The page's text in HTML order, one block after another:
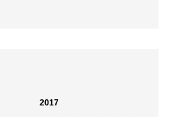
2017